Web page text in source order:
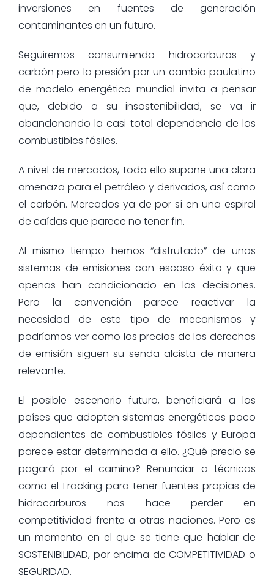
inversiones en fuentes de generación
contaminantes en un futuro.
Seguiremos consumiendo hidrocarburos y
carbón pero la presión por un cambio paulatino
de modelo energético mundial invita a pensar
que, debido a su insostenibilidad, se va ir
abandonando la casi total dependencia de los
combustibles fósiles.
A nivel de mercados, todo ello supone una clara
amenaza para el petróleo y derivados, así como
el carbón. Mercados ya de por sí en una espiral
de caídas que parece no tener fin.
Al mismo tiempo hemos “disfrutado” de unos
sistemas de emisiones con escaso éxito y que
apenas han condicionado en las decisiones.
Pero la convención parece reactivar la
necesidad de este tipo de mecanismos y
podríamos ver como los precios de los derechos
de emisión siguen su senda alcista de manera
relevante.
El posible escenario futuro, beneficiará a los
países que adopten sistemas energéticos poco
dependientes de combustibles fósiles y Europa
parece estar determinada a ello. ¿Qué precio se
pagará por el camino? Renunciar a técnicas
como el Fracking para tener fuentes propias de
hidrocarburos nos hace perder en
competitividad frente a otras naciones. Pero es
un momento en el que se tiene que hablar de
SOSTENIBILIDAD, por encima de COMPETITIVIDAD o
SEGURIDAD.